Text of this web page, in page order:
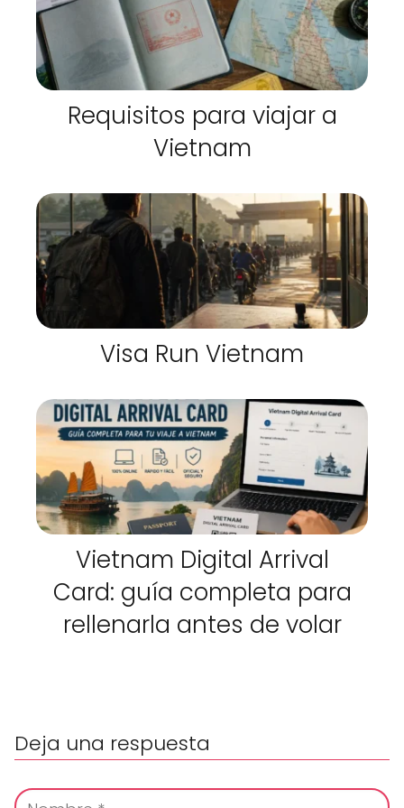
Requisitos para viajar a
Vietnam
Visa Run Vietnam
Vietnam Digital Arrival
Card: guía completa para
rellenarla antes de volar
Deja una respuesta